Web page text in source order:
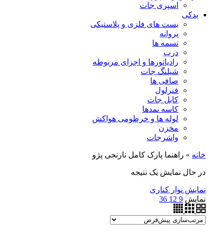
اسپری جات
یدکی
بست های فلزی و پلاستیکی
پروانه
تسمه ها
درب
رادیاتورها و اجزای مربوطه
شیلنگ جات
صافی ها
فنرلول
کابل جات
کاسه نمدها
لوله ها و خرطومی هواکش
مخزن
واشرجات
خانه » راهنما پارک کامل نارنجی پژو
در حال نمایش یک نتیجه
نمایش نوار کناری
نمایش 9
12
36